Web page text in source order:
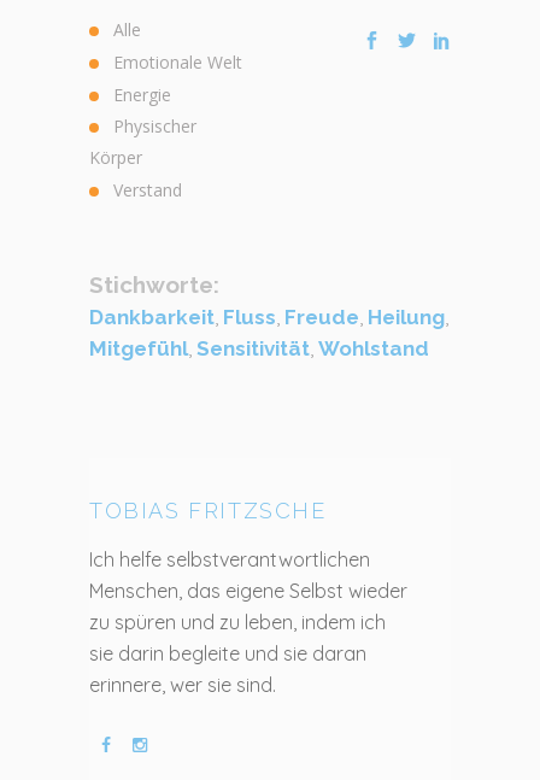
Alle
Emotionale Welt
Energie
Physischer
Körper
Verstand
Stichworte:
Dankbarkeit Fluss Freude Heilung
Mitgefühl, Sensitivität Wohlstand
TOBIAS FRITZSCHE
Ich helfe selbstverantwortlichen
Menschen, das eigene Selbst wieder
zu spüren und zu leben, indem ich
sie darin begleite und sie daran
erinnere, wer sie sind.